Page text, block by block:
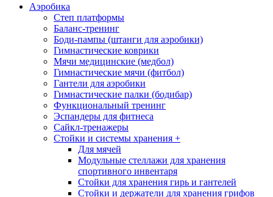
Аэробика
Степ платформы
Баланс-тренинг
Боди-пампы (штанги для аэробики)
Гимнастические коврики
Мячи медицинские (медбол)
Гимнастические мячи (фитбол)
Гантели для аэробики
Гимнастические палки (бодибар)
Функциональный тренинг
Эспандеры для фитнеса
Сайкл-тренажеры
Стойки и системы хранения +
Для мячей
Модульные стеллажи для хранения
спортивного инвентаря
Стойки для хранения гирь и гантелей
Стойки и держатели для хранения грифов